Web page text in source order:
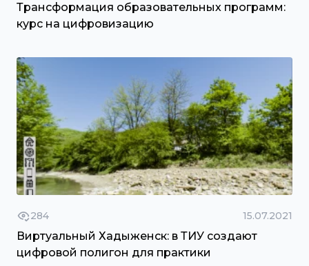
Трансформация образовательных программ:
курс на цифровизацию
284 15.07.2021
Виртуальный Хадыженск: в ТИУ создают
цифровой полигон для практики